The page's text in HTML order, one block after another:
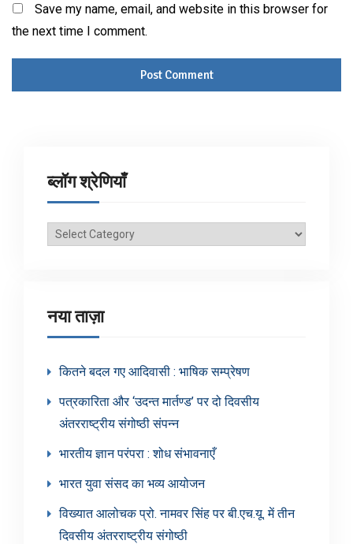
Save my name, email, and website in this browser for
the next time I comment.
ब्लॉग श्रेणियाँ
ब्लॉग
नया ताज़ा
कितने बदल गए आदिवासी : भाषिक सम्प्रेषण
पत्रकारिता और ‘उदन्त मार्तण्ड’ पर दो दिवसीय
अंतरराष्ट्रीय संगोष्ठी संपन्न
भारतीय ज्ञान परंपरा : शोध संभावनाएँ
भारत युवा संसद का भव्य आयोजन
विख्यात आलोचक प्रो. नामवर सिंह पर बी.एच.यू. में तीन
दिवसीय अंतरराष्ट्रीय संगोष्ठी